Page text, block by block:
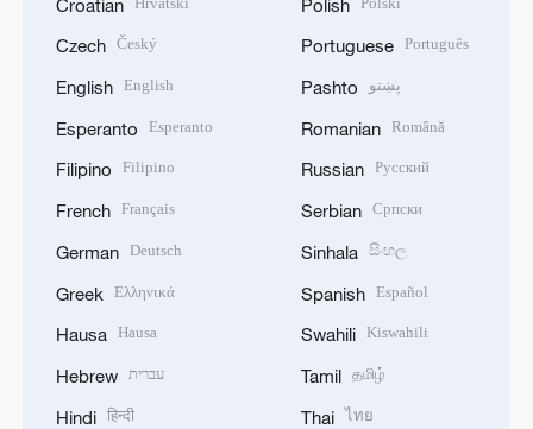
Czech Český
English English
Esperanto Esperanto
Filipino Filipino
French Français
German Deutsch
Greek Ελληνικά
Hausa Hausa
Hebrew עברית
Hindi हिन्दी
Portuguese Português
Pashto پښتو
Romanian Română
Russian Русский
Serbian Српски
Sinhala සිංහල
Spanish Español
Swahili Kiswahili
Tamil தமிழ்
Thai ไทย